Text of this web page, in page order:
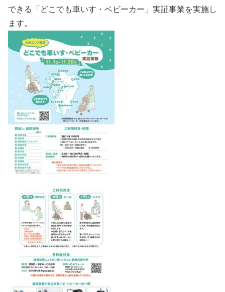
できる「どこでも車いす・ベビーカー」実証事業を実施し
ます。